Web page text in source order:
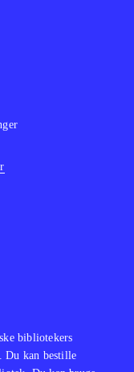
bibliotekers
Du kan bestille